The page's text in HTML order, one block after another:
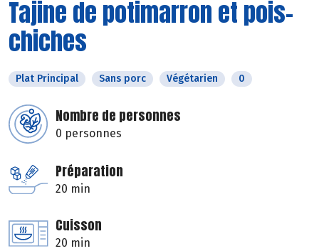
Tajine de potimarron et pois-
chiches
Plat Principal Sans porc Végétarien 0
Nombre de personnes
0 personnes
Préparation
20 min
Cuisson
20 min